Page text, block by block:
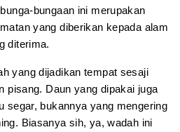
bungaan ini merupakan
yang diberikan kepada alam
diterima.
yang dijadikan tempat sesaji
pisang. Daun yang dipakai juga
segar, bukannya yang mengering
Biasanya sih, ya, wadah ini